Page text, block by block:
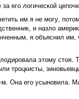
его логической
им я не могу,
и назло
я объяснил им,
этому
троцкисты,
Она его усыновила.